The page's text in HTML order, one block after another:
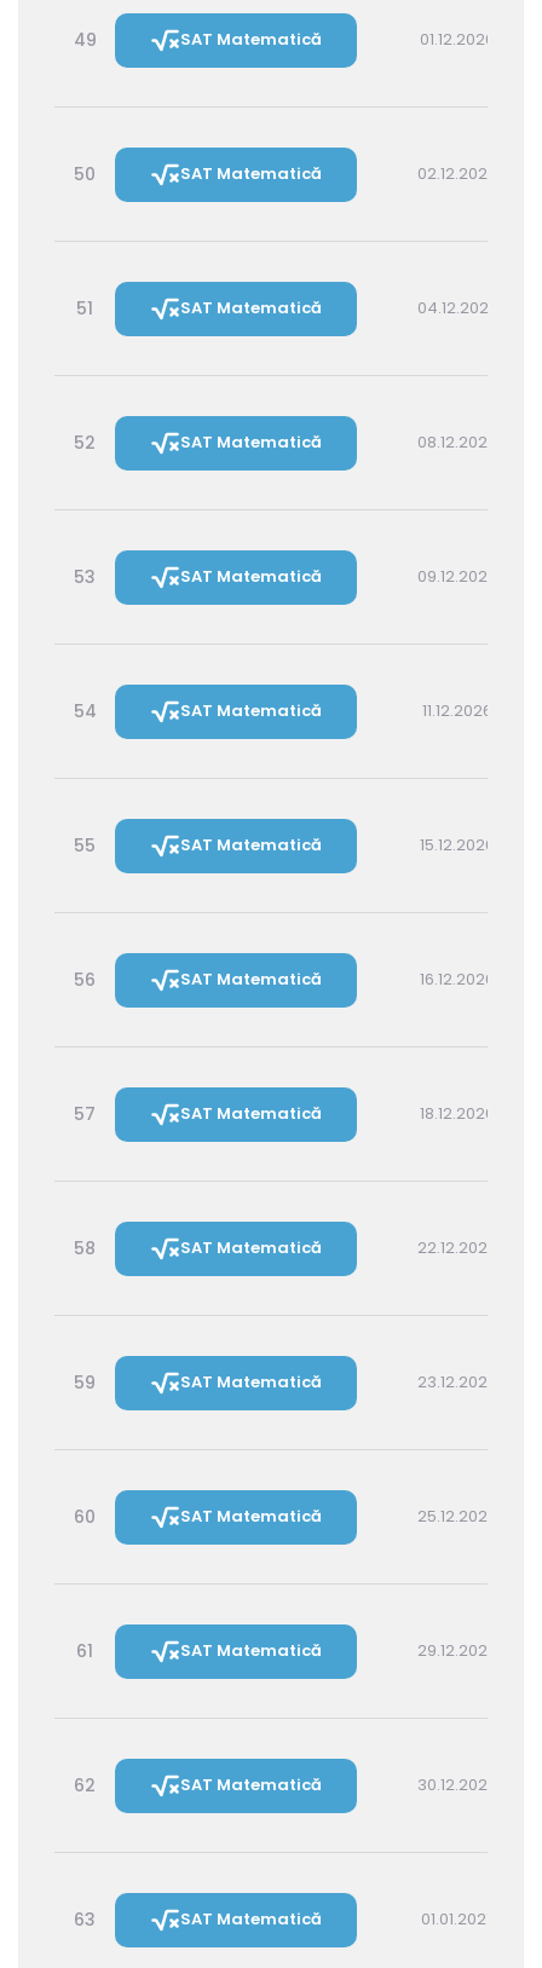
49 SAT Matematică 01.12.2026 16:00
50 SAT Matematică 02.12.2026 14:30
51 SAT Matematică 04.12.2026 16:00
52 SAT Matematică 08.12.2026 16:00
53 SAT Matematică 09.12.2026 14:30
54 SAT Matematică 11.12.2026 16:00
55 SAT Matematică 15.12.2026 16:00
56 SAT Matematică 16.12.2026 14:30
57 SAT Matematică 18.12.2026 16:00
58 SAT Matematică 22.12.2026 16:00
59 SAT Matematică 23.12.2026 14:30
60 SAT Matematică 25.12.2026 16:00
61 SAT Matematică 29.12.2026 16:00
62 SAT Matematică 30.12.2026 14:30
63 SAT Matematică 01.01.2027 16:00